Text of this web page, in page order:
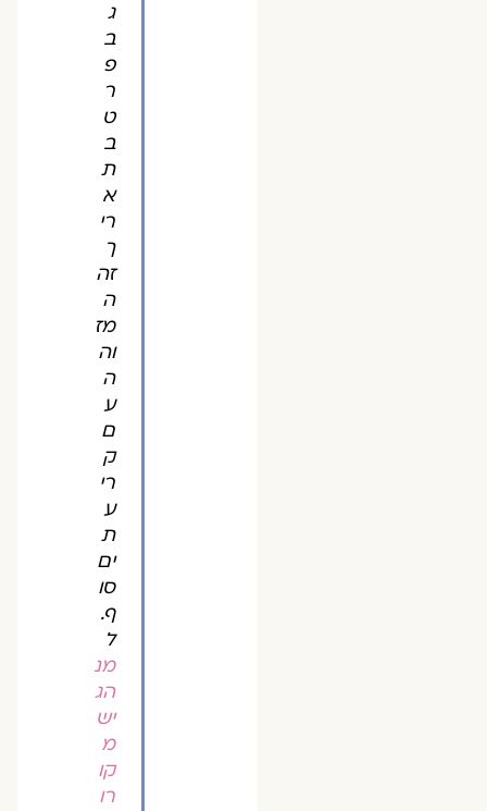
ב
פ
ר
ט
ב
ת
א
רי
ך
זה
ה
מז
וה
ה
ע
ם
ק
רי
ע
ת
ים
סו
ף.
ל
מנ
הג
יש
מ
קו
רו